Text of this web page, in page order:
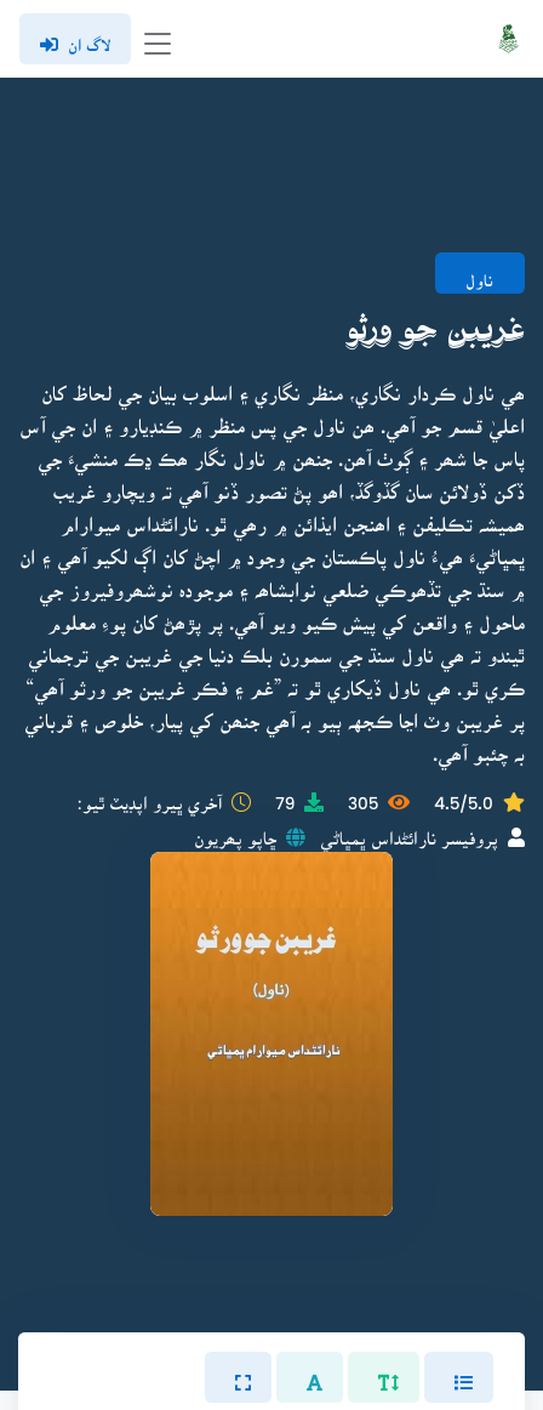
لاگ ان
ناول
غريبن جو ورثو
ھي ناول ڪردار نگاري، منظر نگاري ۽ اسلوب بيان جي لحاظ کان
اعليٰ قسم جو آھي. ھن ناول جي پس منظر ۾ ڪنڊيارو ۽ ان جي آس
پاس جا شھر ۽ ڳوٺ آھن. جنھن ۾ ناول نگار ھڪ ڍڪ منشيءَ جي
ڏکن ڏولائن سان گڏوگڏ، اھو پڻ تصور ڏنو آھي تہ ويچارو غريب
ھميشہ تڪليفن ۽ اھنجن ايذائن ۾ رھي ٿو. نارائڻداس ميوارام
ڀمڀاڻيءَ ھيءُ ناول پاڪستان جي وجود ۾ اچڻ کان اڳ لکيو آھي ۽ ان
۾ سنڌ جي تڏھوڪي ضلعي نوابشاھہ ۽ موجودہ نوشھروفيروز جي
ماحول ۽ واقعن کي پيش ڪيو ويو آھي. پر پڙھڻ کان پوءِ معلوم
ٿيندو تہ ھي ناول سنڌ جي سمورن بلڪ دنيا جي غريبن جي ترجماني
ڪري ٿو. ھي ناول ڏيکاري ٿو تہ ”غم ۽ فڪر غريبن جو ورثو آھي“
پر غريبن وٽ اڃا ڪجهہ ٻيو بہ آھي جنھن کي پيار، خلوص ۽ قرباني
بہ چئبو آھي.
4.5/5.0
305
79 آخري ڀيرو اپڊيٽ ٿيو:
پروفيسر نارائڻداس ڀمڀاڻي ڇاپو پھريون